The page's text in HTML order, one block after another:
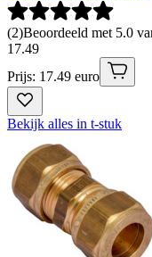
(2)Beoordeeld met 5.0
17.49
Prijs: 17.49 euro
Bekijk alles in t-stuk